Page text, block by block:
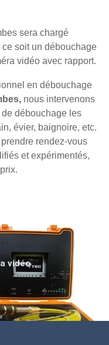
sera chargé
soit un débouchage
vidéo avec rapport.
en débouchage
nous intervenons
débouchage les
évier, baignoire, etc.
rendez-vous
et expérimentés,
vidéo